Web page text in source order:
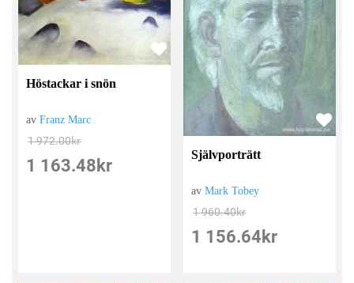
Höstackar i snön
avFranz Marc
1 972.00kr
1 163.48 kr
Självporträtt
avMark Tobey
1 960.40kr
1 156.64 kr